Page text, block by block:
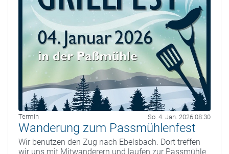
Termin So. 4. Jan. 2026 08:30
Wanderung zum Passmühlenfest
Wir benutzen den Zug nach Ebelsbach. Dort treffen
wir uns mit Mitwanderern und laufen zur Passmühle